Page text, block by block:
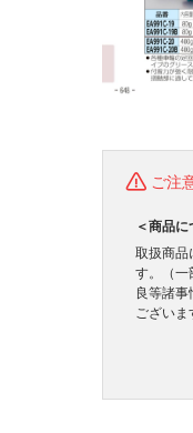
ご注
＜商品に
取扱商品
す。（一
良等諸
ございま